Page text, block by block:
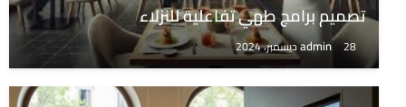
تصميم برامج طهي تفاعلية للنزلاء
admin 28 ديسمبر، 2024